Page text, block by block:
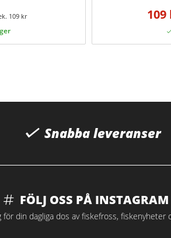
109 kr 109
Snabba leveranser
FÖLJ OSS PÅ INSTAGRAM
för din dagliga dos av fiskefross, fiskenyheter